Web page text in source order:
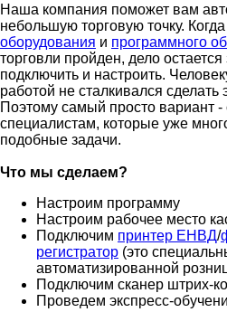
Наша компания поможет вам
небольшую торговую точку.
оборудования и программного
торговли пройден, дело
подключить и настроить.
работой не сталкивался сделать
Поэтому самый просто вариант -
специалистам, которые уже
подобные задачи.
Что мы сделаем?
Настроим программу
Настроим рабочее место
Подключим принтер ЕНВД/
регистратор (это
автоматизированной
Подключим сканер штрих-
Проведем экспресс-